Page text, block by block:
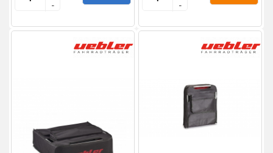
--
--